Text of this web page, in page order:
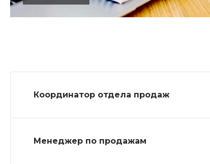
Координатор отдела продаж
Менеджер по продажам